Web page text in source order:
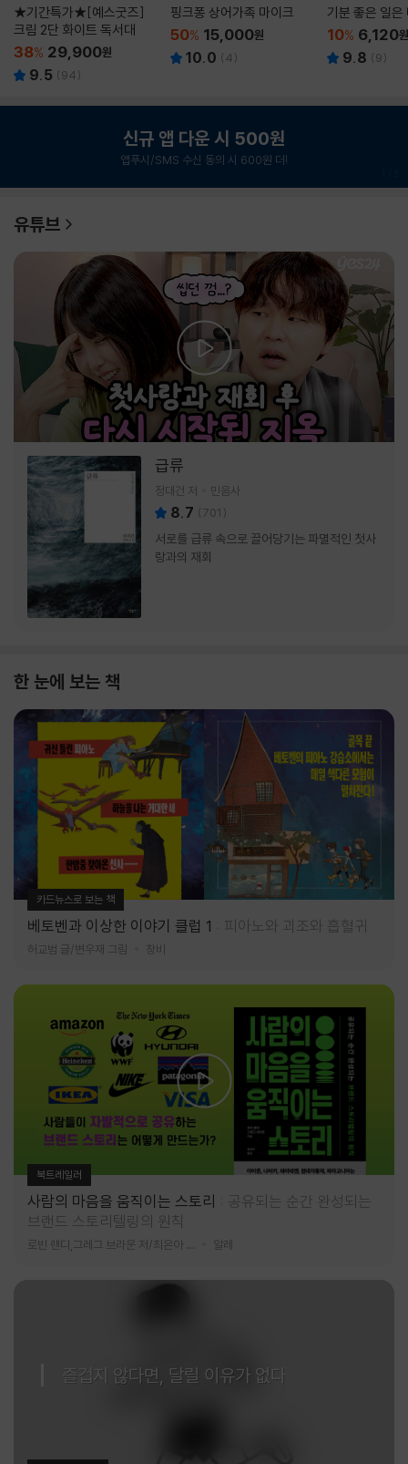
★기간특가★[예스굿즈]
크림 2단 화이트 독서대
38% 29,900원
9.5 (94)
핑크퐁 상어가족 마이크
50% 15,000원
10.0 (4)
기분 좋은 일은
10% 6,120원
9.8 (9)
신규 앱 다운 시 500원
앱푸시/SMS 수신 동의 시 600원 더!
유튜브
급류
정대건 저 민음사
8.7 (701 )
서로를 급류 속으로 끌어당기는 파멸적인 첫사
랑과의 재회
한 눈에 보는 책
카드뉴스로 보는 책
베토벤과 이상한 이야기 클럽 1 피아노와 괴조와 흡혈귀
허교범 글/변우재 그림 창비
북트레일러
사람의 마음을 움직이는 스토리
공유되는 순간 완성되는
브랜드 스토리텔링의 원칙
알레
즐겁지 않다면, 달릴 이유가 없다